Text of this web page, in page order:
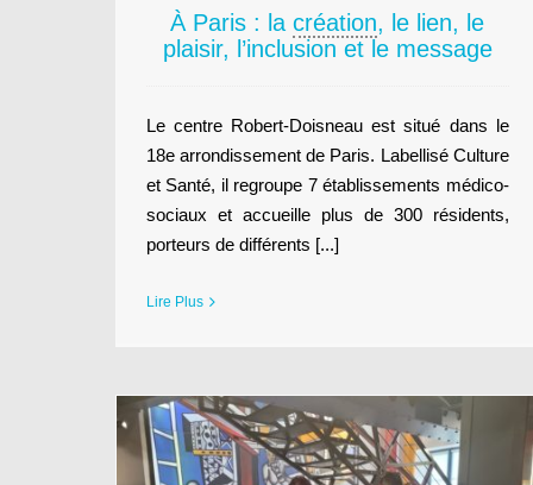
À Paris : lacréation, le lien, le
plaisir, l’inclusion et le message
Le centre Robert-Doisneau est situé dans le
18e arrondissement de Paris. Labellisé Culture
et Santé, il regroupe 7 établissements médico-
sociaux et accueille plus de 300 résidents,
porteurs de différents [...]
Lire Plus